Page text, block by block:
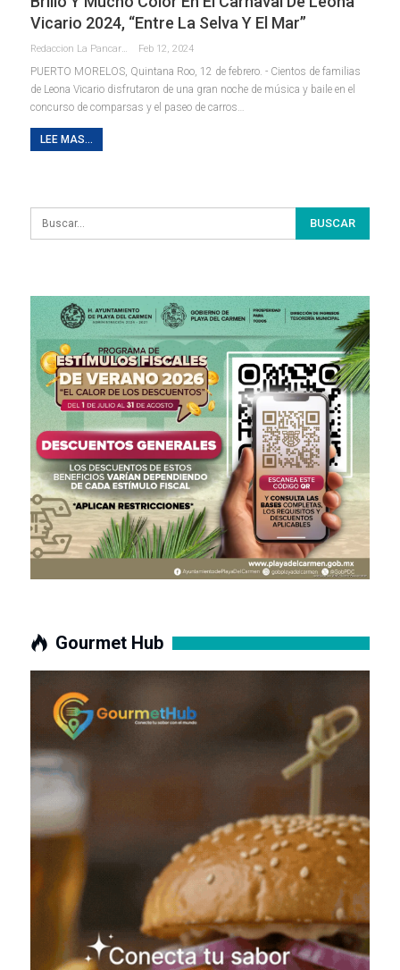
Vicario 2024, “Entre La Selva Y El Mar”
Redaccion La Pancarta De Quintana Roo Feb 12, 2024
PUERTO MORELOS, Quintana Roo, 12 de febrero. - Cientos de familias
de Leona Vicario disfrutaron de una gran noche de música y baile en el
concurso de comparsas y el paseo de carros…
LEE MAS...
Gourmet Hub